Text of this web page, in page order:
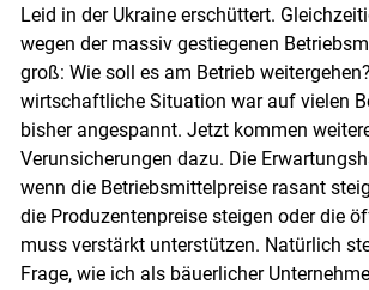
Leid in der Ukraine erschüttert.
wegen der massiv gestiegenen
groß: Wie soll es am Betrieb
wirtschaftliche Situation war auf vielen
bisher angespannt. Jetzt kommen
Verunsicherungen dazu. Die
wenn die Betriebsmittelpreise rasant
die Produzentenpreise steigen oder die
muss verstärkt unterstützen. Natürlich
Frage, wie ich als bäuerlicher